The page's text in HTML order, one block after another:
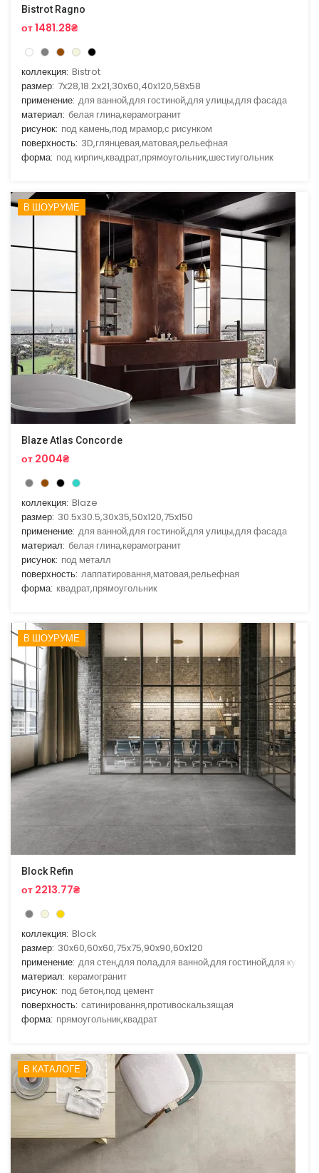
Bistrot Ragno
от 1481.28₴
коллекция: Bistrot
размер: 7x28,18.2x21,30x60,40x120,58x58
применение: для ванной,для гостиной,для улицы,для фасада
материал: белая глина,керамогранит
рисунок: под камень,под мрамор,с рисунком
поверхность: 3D,глянцевая,матовая,рельефная
форма: под кирпич,квадрат,прямоугольник,шестиугольник
В ШОУРУМЕ
Blaze Atlas Concorde
от 2004₴
коллекция: Blaze
размер: 30.5x30.5,30x35,50x120,75x150
применение: для ванной,для гостиной,для улицы,для фасада
материал: белая глина,керамогранит
рисунок: под металл
поверхность: лаппатировання,матовая,рельефная
форма: квадрат,прямоугольник
В ШОУРУМЕ
Block Refin
от 2213.77₴
коллекция: Block
размер: 30x60,60x60,75x75,90x90,60x120
применение: для стен,для пола,для ванной,для гостиной,для кухни
материал: керамогранит
рисунок: под бетон,под цемент
поверхность: сатинировання,противоскальзящая
форма: прямоугольник,квадрат
В КАТАЛОГЕ